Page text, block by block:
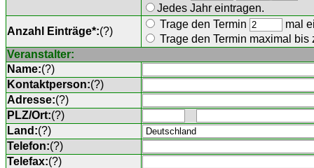
Jedes Jahr eintragen.
Anzahl Einträge*:(?)
Trage den Termin
mal
Trage den Termin maximal bis
Veranstalter:
Name:(?)
Kontaktperson:(?)
Adresse:(?)
PLZ/Ort:(?)
Land:(?)
Telefon:(?)
Telefax:(?)